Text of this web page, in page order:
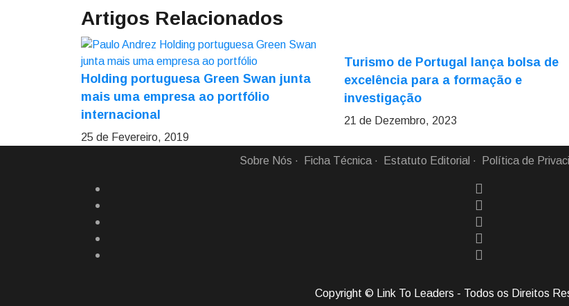
Artigos Relacionados
Holding portuguesa Green Swan junta
mais uma empresa ao portfólio
internacional
25 de Fevereiro, 2019
Turismo de Portugal lança bolsa de
excelência para a formação e
investigação
21 de Dezembro, 2023
Sobre Nós Ficha Técnica Estatuto Editorial Política de
Copyright © Link To Leaders - Todos os Direitos